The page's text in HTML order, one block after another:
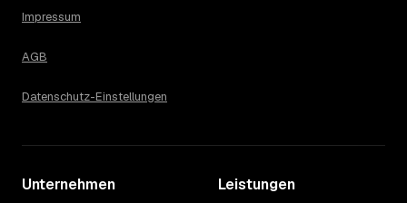
Impressum
AGB
Datenschutz-Einstellungen
Unternehmen Leistungen